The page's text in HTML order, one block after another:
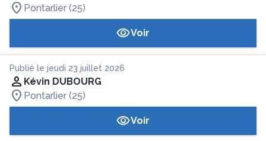
Pontarlier (25)
Voir
Publié le jeudi 23 juillet 2026
Kévin DUBOURG
Pontarlier (25)
Voir